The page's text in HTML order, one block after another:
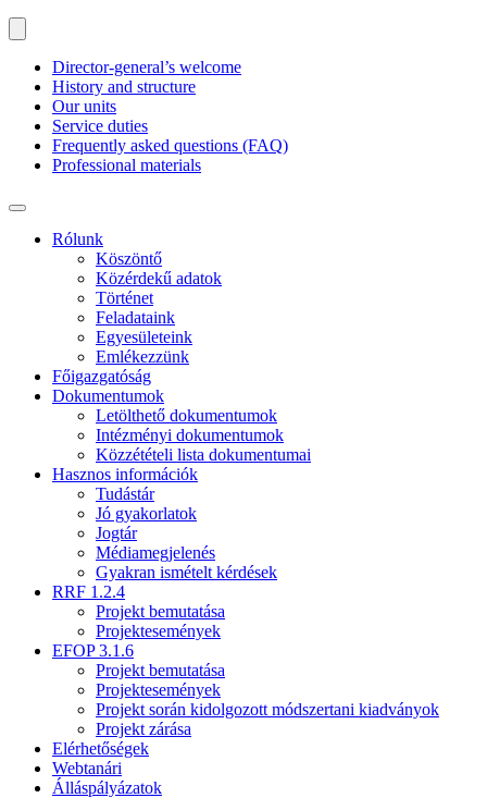
Director-general’s welcome
History and structure
Our units
Service duties
Frequently asked questions (FAQ)
Professional materials
Rólunk
Köszöntő
Közérdekű adatok
Történet
Feladataink
Egyesületeink
Emlékezzünk
Főigazgatóság
Dokumentumok
Letölthető dokumentumok
Intézményi dokumentumok
Közzétételi lista dokumentumai
Hasznos információk
Tudástár
Jó gyakorlatok
Jogtár
Médiamegjelenés
Gyakran ismételt kérdések
RRF 1.2.4
Projekt bemutatása
Projektesemények
EFOP 3.1.6
Projekt bemutatása
Projektesemények
Projekt során kidolgozott módszertani kiadványok
Projekt zárása
Elérhetőségek
Webtanári
Álláspályázatok